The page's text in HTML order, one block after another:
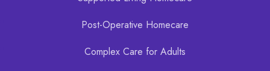
Post-Operative Homecare
Complex Care for Adults